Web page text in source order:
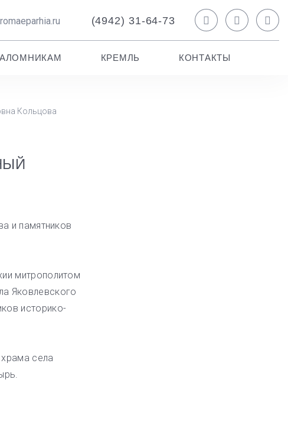
(4942) 31-64-73
КРЕМЛЬ КОНТАКТЫ
Кольцова
и памятников
митрополитом
Яковлевского
историко-
села